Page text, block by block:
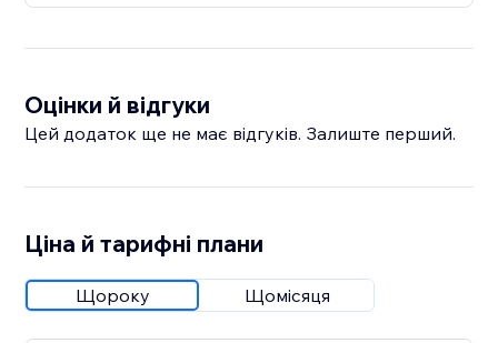
Оцінки й відгуки
Цей додаток ще не має відгуків. Залиште перший.
Ціна й тарифні плани
Щороку Щомісяця